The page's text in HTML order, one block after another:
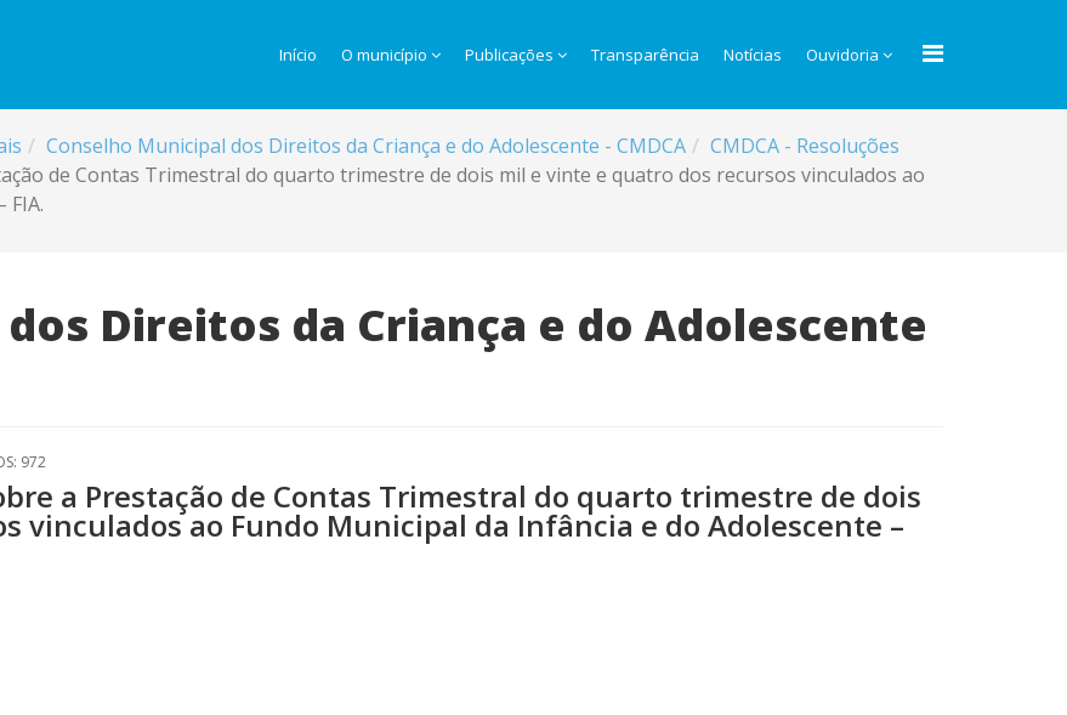
Início O município Publicações Transparência Notícias Ouvidoria
Conselho Municipal dos Direitos da Criança e do Adolescente - CMDCA
CMDCA - Resoluções
de Contas Trimestral do quarto trimestre de dois mil e vinte e quatro dos recursos vinculados ao
FIA.
Direitos da Criança e do Adolescente
972
a Prestação de Contas Trimestral do quarto trimestre de dois
vinculados ao Fundo Municipal da Infância e do Adolescente –